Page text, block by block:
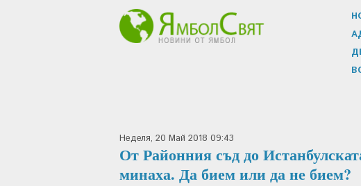
Неделя, 20 Май 2018 09:43
От Районния съд до
минаха. Да бием или да не бием?